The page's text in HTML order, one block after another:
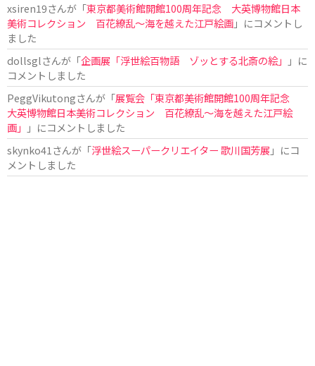
xsiren19さんが「東京都美術館開館100周年記念 大英博物館日本
美術コレクション 百花繚乱～海を越えた江戸絵画」にコメントし
ました
dollsglさんが「企画展「浮世絵百物語 ゾッとする北斎の絵」
」に
コメントしました
PeggVikutongさんが「展覧会「東京都美術館開館100周年記念
大英博物館日本美術コレクション 百花繚乱〜海を越えた江戸絵
画」
」にコメントしました
skynko41 さんが「浮世絵スーパークリエイター 歌川国芳展 」にコ
メントしました